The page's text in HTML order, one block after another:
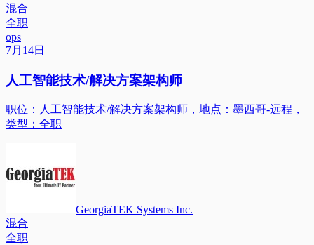
混合
全职
ops
7月14日
人工智能技术/解决方案架构师
职位：人工智能技术/解决方案架构师，地点：墨西哥-远程，
类型：全职
GeorgiaTEK Systems Inc.
混合
全职